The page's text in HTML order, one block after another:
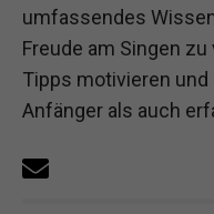
umfassendes
Freude am Singen
Tipps motivieren und
Anfänger als auch